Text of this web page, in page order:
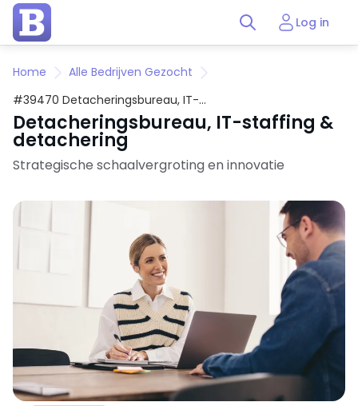
Log in
Home
Alle Bedrijven Gezocht
#39470 Detacheringsbureau, IT-
staffing & detachering
Detacheringsbureau, IT-staffing &
detachering
Strategische schaalvergroting en innovatie